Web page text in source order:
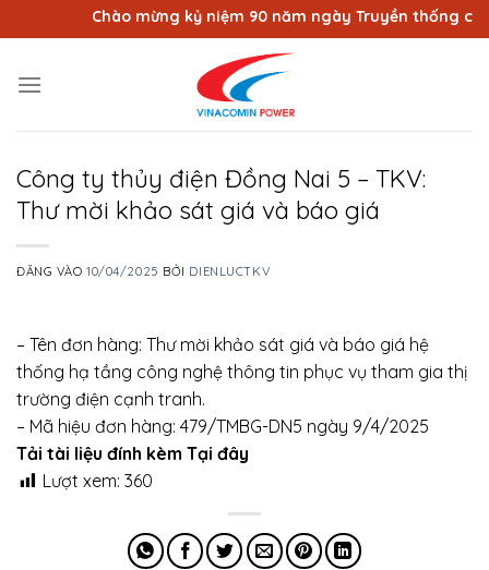
qua
dung
Chào mừng kỷ niệm 90 năm ngày Truyền thống
Công ty thủy điện Đồng Nai 5 – TKV:
Thư mời khảo sát giá và báo giá
ĐĂNG VÀO10/04/2025 BỞI DIENLUCTKV
– Tên đơn hàng: Thư mời khảo sát giá và báo giá hệ
thống hạ tầng công nghệ thông tin phục vụ tham gia thị
trường điện cạnh tranh.
– Mã hiệu đơn hàng: 479/TMBG-DN5 ngày 9/4/2025
Tải tài liệu đính kèm Tại đây
Lượt xem: 360